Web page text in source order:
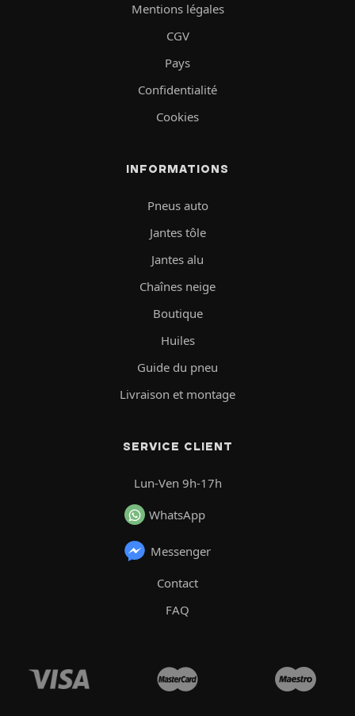
Mentions légales
CGV
Pays
Confidentialité
Cookies
INFORMATIONS
Pneus auto
Jantes tôle
Jantes alu
Chaînes neige
Boutique
Huiles
Guide du pneu
Livraison et montage
SERVICE CLIENT
Lun-Ven 9h-17h
WhatsApp
Messenger
Contact
FAQ